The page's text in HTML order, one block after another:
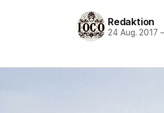
Redaktion
24 Aug. 2017